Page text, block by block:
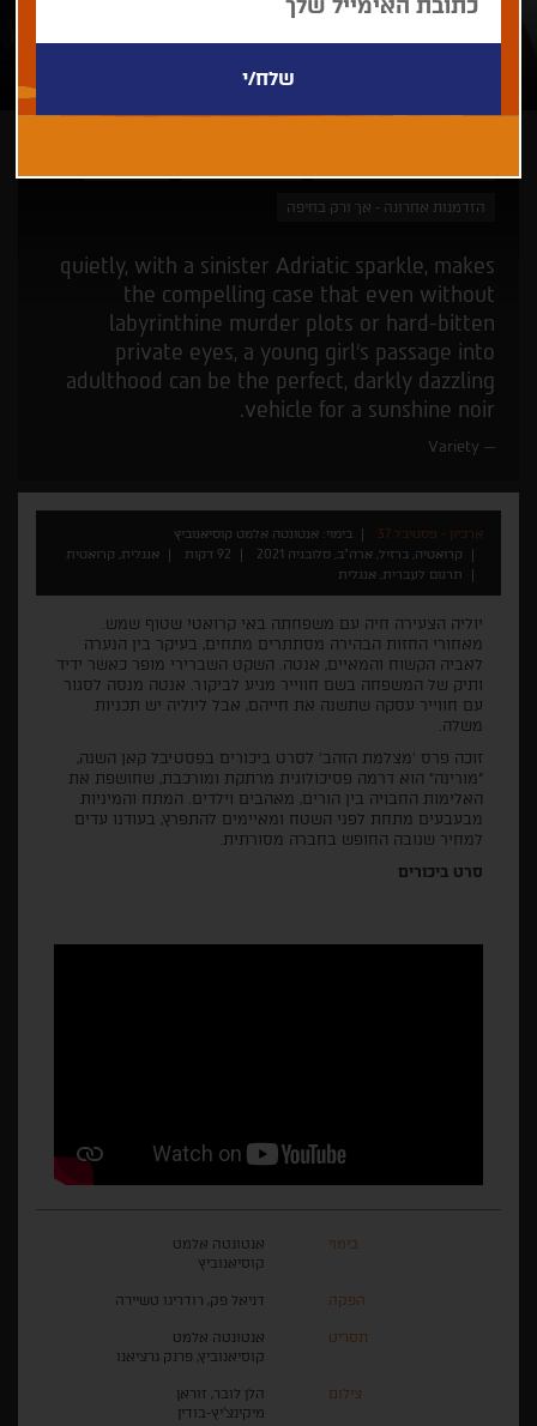
הזדמנות אחרונה - אך ורק בחיפה
quietly, with a sinister Adriatic sparkle, makes
the compelling case that even without
labyrinthine murder plots or hard-bitten
private eyes, a young girl’s passage into
adulthood can be the perfect, darkly dazzling
vehicle for a sunshine noir.
Variety
ארכיון - פסטיבל 37
בימוי: אנטונטה אלמט קוסיאנוביץ
קרואטיה, ברזיל, ארה"ב, סלובניה 2021
92 דקות
אנגלית, קרואטית
תרגום לעברית, אנגלית
יוליה הצעירה חיה עם משפחתה באי קרואטי שטוף שמש.
מאחורי החזות הבהירה מסתתרים מתחים, בעיקר בין הנערה
לאביה הקשוח והמאיים, אנטה. השקט השברירי מופר כאשר ידיד
ותיק של המשפחה בשם חווייר מגיע לביקור. אנטה מנסה לסגור
עם חווייר עסקה שתשנה את חייהם, אבל ליוליה יש תכניות
משלה.
זוכה פרס 'מצלמת הזהב' לסרט ביכורים בפסטיבל קאן השנה,
"מורינה" הוא דרמה פסיכולוגית מרתקת ומורכבת, שחושפת את
האלימות החבויה בין הורים, מאהבים וילדים. המתח והמיניות
מבעבעים מתחת לפני השטח ומאיימים להתפרץ, בעודנו עדים
למחיר שגובה החופש בחברה מסורתית.
סרט ביכורים
בימוי
אנטונטה אלמט
קוסיאנוביץ
הפקה דניאל פק, רודריגו טשיירה
תסריט
אנטונטה אלמט
קוסיאנוביץ, פרנק גרציאנו
צילום
הלן לובר, זוראן
מיקינצ'יץ-בודין